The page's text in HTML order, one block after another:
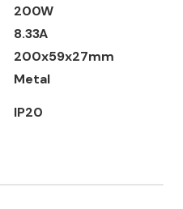
200W
8.33A
200x59x27mm
Metal
IP20